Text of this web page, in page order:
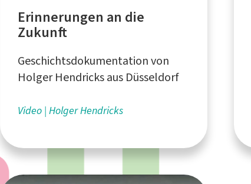
Erinnerungen an die
Zukunft
Geschichtsdokumentation von
Holger Hendricks aus Düsseldorf
Video Holger Hendricks